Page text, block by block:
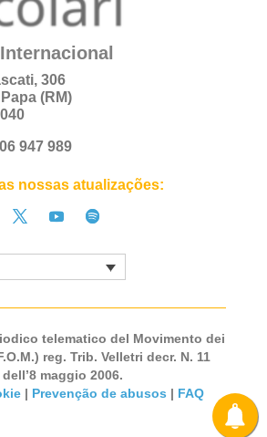
306
(RM)
947 989
nossas atualizações:
telematico del Movimento dei
reg. Trib. Velletri decr. N. 11
dell’8 maggio 2006.
| Prevenção de abusos | FAQ